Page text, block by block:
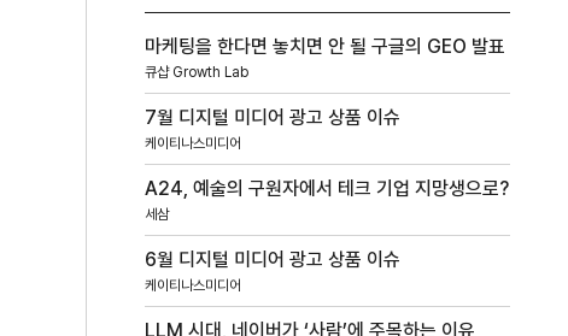
마케팅을 한다면 놓치면 안 될 구글의 GEO 발표
큐샵 Growth Lab
7월 디지털 미디어 광고 상품 이슈
케이티나스미디어
A24, 예술의 구원자에서 테크 기업 지망생으로?
세삼
6월 디지털 미디어 광고 상품 이슈
케이티나스미디어
LLM 시대, 네이버가 ‘사람’에 주목하는 이유